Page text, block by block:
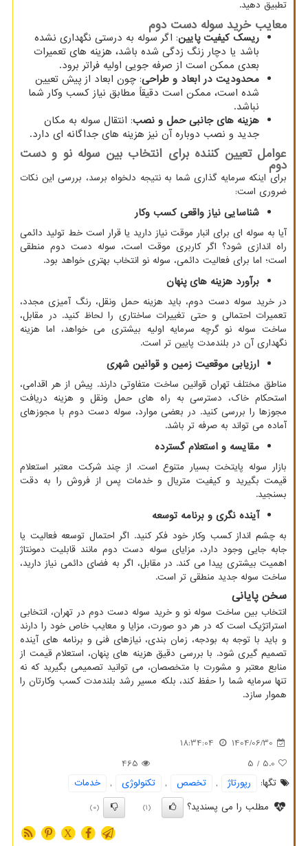
تطبیق دهید.
معایب خرید سوله دست دوم
ریسک کیفیت پایین: اگر سوله به درستی نگهداری نشده
باشد یا دچار زنگ زدگی شده باشد، هزینه های تعمیرات
بعدی ممکن است از صرفه جویی اولیه فراتر برود.
محدودیت در ابعاد و طراحی: چون ابعاد از پیش تعیین
شده است، ممکن است دقیقاً مطابق نیاز کسب وکار شما
نباشد.
هزینه های جانبی حمل و نصب: انتقال سوله به مکان
جدید و نصب دوباره آن نیز هزینه های جداگانه ای دارد.
عوامل تعیین کننده برای انتخاب بین سوله نو و دست
دوم
برای اینکه سرمایه گذاری شما به نتیجه دلخواه برسد، بررسی این نکات
ضروری است:
شناسایی نیاز واقعی کسب وکار
آیا به سوله ای برای انبار موقت نیاز دارید یا قرار است خط تولید دائمی
راه اندازی شود؟ اگر کاربری موقت است، سوله دست دوم منطقی
است؛ اما برای فعالیت دائمی، سوله نو انتخاب بهتری خواهد بود.
برآورد هزینه های پنهان
در خرید سوله دست دوم، باید هزینه حمل ونقل، رنگ آمیزی مجدد،
تعمیرات احتمالی و حتی تغییرات ساختاری را لحاظ کنید. در مقابل،
ساخت سوله نو گرچه سرمایه اولیه بیشتری می خواهد، اما هزینه
نگهداری آن در بلندمدت پایین تر است.
ارزیابی موقعیت زمین و قوانین شهری
مناطق مختلف تهران قوانین ساخت متفاوتی دارند. پیش از هر اقدامی،
استحکام خاک، دسترسی به راه های حمل ونقل و هزینه دریافت
مجوزها را بررسی کنید. در بعضی موارد، سوله دست دوم با مجوزهای
آماده می تواند به صرفه تر باشد.
مقایسه و استعلام گسترده
بازار سوله پایتخت بسیار متنوع است. از چند شرکت معتبر استعلام
قیمت بگیرید و کیفیت متریال و خدمات پس از فروش را به دقت
بسنجید.
آینده نگری و برنامه توسعه
به چشم انداز کسب وکار خود فکر کنید. اگر احتمال توسعه فعالیت یا
جابه جایی وجود دارد، مزایای سوله دست دوم مانند قابلیت دمونتاژ
اهمیت بیشتری پیدا می کند. در مقابل، اگر به فضای دائمی نیاز دارید،
ساخت سوله جدید منطقی تر است.
سخن پایانی
انتخاب بین ساخت سوله نو و خرید سوله دست دوم در تهران، انتخابی
استراتژیک است که در هر دو صورت، مزایا و معایب خاص خود را دارند
و باید با توجه به بودجه، زمان بندی، نیازهای فنی و برنامه های آینده
تصمیم گیری شود. با بررسی دقیق هزینه های پنهان، استعلام قیمت از
منابع معتبر و مشورت با متخصصان، می توانید تصمیمی بگیرید که نه
تنها سرمایه شما را حفظ کند، بلکه مسیر رشد بلندمدت کسب وکارتان را
هموار سازد.
1404/06/30
18:34:04
5.0
/ 5
465
تگها:
رپورتاژ , تخصص , تكنولوژی ,
خدمات
مطلب را می پسندید؟
(1)
(0)
X